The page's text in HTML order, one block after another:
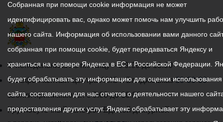
График
работы
администрации
местного
С понедельника по пятницу – с 9.00 до 18.00
Телефон контакт-центра АМС г. Владикавказ30-30-30
звонки принимаются с 9:00 до 18:00
Круглосуточный телефон Единой дежурной
Собранная при помощи cookie информация не может
идентифицировать вас, однако может помочь нам улучшить
нашего сайта. Информация об использовании вами данного
собранная при помощи cookie, будет передаваться Яндексу и
храниться на сервере Яндекса в ЕС и Российской Федерации.
будет обрабатывать эту информацию для оценки
сайта, составления для нас отчетов о деятельности нашего
предоставления других услуг. Яндекс обрабатывает эту